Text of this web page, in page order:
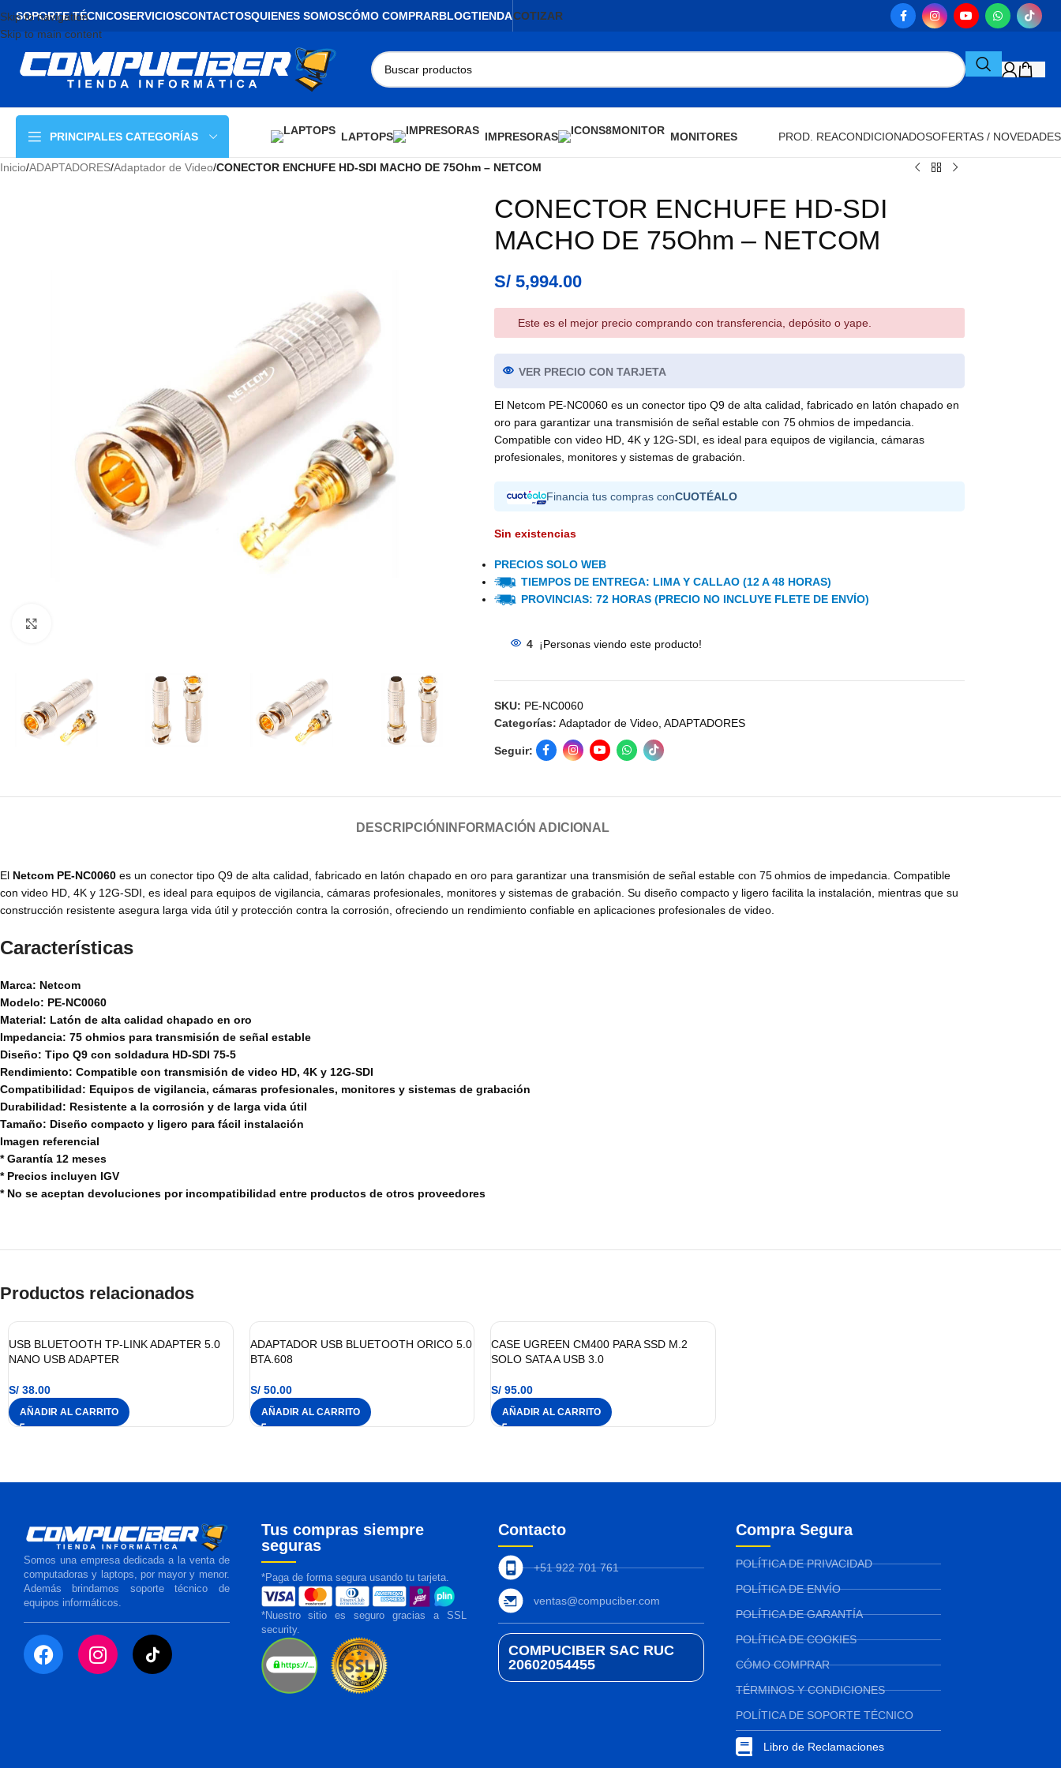
Skip to navigation
Skip to main content
SOPORTE TÉCNICOSERVICIOSCONTACTOSQUIENES SOMOSCÓMO COMPRARBLOGTIENDACOTIZAR
PRINCIPALES CATEGORÍAS LAPTOPS IMPRESORAS MONITORES PROD. REACONDICIONADOSOFERTAS / NOVEDADES
Inicio/ADAPTADORES/Adaptador de Video/CONECTOR ENCHUFE HD-SDI MACHO DE 75Ohm – NETCOM
CONECTOR ENCHUFE HD-SDI
MACHO DE 75Ohm – NETCOM
S/5,994.00
Este es el mejor precio comprando con transferencia, depósito o yape.
VER PRECIO CON TARJETA
El Netcom PE-NC0060 es un conector tipo Q9 de alta calidad, fabricado en latón chapado en
oro para garantizar una transmisión de señal estable con 75 ohmios de impedancia.
Compatible con video HD, 4K y 12G-SDI, es ideal para equipos de vigilancia, cámaras
profesionales, monitores y sistemas de grabación.
Financia tus compras conCUOTÉALO
Sin existencias
PRECIOS SOLO WEB
TIEMPOS DE ENTREGA: LIMA Y CALLAO (12 A 48 HORAS)
PROVINCIAS: 72 HORAS (PRECIO NO INCLUYE FLETE DE ENVÍO)
4 ¡Personas viendo este producto!
SKU: PE-NC0060
Categorías: Adaptador de Video, ADAPTADORES
Seguir:
DESCRIPCIÓN INFORMACIÓN ADICIONAL
El Netcom PE-NC0060 es un conector tipo Q9 de alta calidad, fabricado en latón chapado en oro para garantizar una transmisión de señal estable con 75 ohmios de impedancia. Compatible
con video HD, 4K y 12G-SDI, es ideal para equipos de vigilancia, cámaras profesionales, monitores y sistemas de grabación. Su diseño compacto y ligero facilita la instalación, mientras que su
construcción resistente asegura larga vida útil y protección contra la corrosión, ofreciendo un rendimiento confiable en aplicaciones profesionales de video.
Características
Marca: Netcom
Modelo: PE-NC0060
Material: Latón de alta calidad chapado en oro
Impedancia: 75 ohmios para transmisión de señal estable
Diseño: Tipo Q9 con soldadura HD-SDI 75-5
Rendimiento: Compatible con transmisión de video HD, 4K y 12G-SDI
Compatibilidad: Equipos de vigilancia, cámaras profesionales, monitores y sistemas de grabación
Durabilidad: Resistente a la corrosión y de larga vida útil
Tamaño: Diseño compacto y ligero para fácil instalación
Imagen referencial
* Garantía 12 meses
* Precios incluyen IGV
* No se aceptan devoluciones por incompatibilidad entre productos de otros proveedores
Productos relacionados
USB BLUETOOTH TP-LINK ADAPTER 5.0
NANO USB ADAPTER
S/ 38.00
AÑADIR AL CARRITO
ADAPTADOR USB BLUETOOTH ORICO 5.0
BTA.608
S/50.00
AÑADIR AL CARRITO
CASE UGREEN CM400 PARA SSD M.2
SOLO SATA A USB 3.0
S/ 95.00
AÑADIR AL CARRITO
Somos una empresa dedicada a la venta de
computadoras y laptops, por mayor y menor.
Además brindamos soporte técnico de
equipos informáticos.
Tus compras siempre
seguras
*Paga de forma segura usando tu tarjeta.
*Nuestro sitio es seguro gracias a SSL
security.
Contacto
+51 922 701 761
ventas@compuciber.com
COMPUCIBER SAC RUC
20602054455
Compra Segura
POLÍTICA DE PRIVACIDAD
POLÍTICA DE ENVÍO
POLÍTICA DE GARANTÍA
POLÍTICA DE COOKIES
CÓMO COMPRAR
TÉRMINOS Y CONDICIONES
POLÍTICA DE SOPORTE TÉCNICO
Libro de Reclamaciones